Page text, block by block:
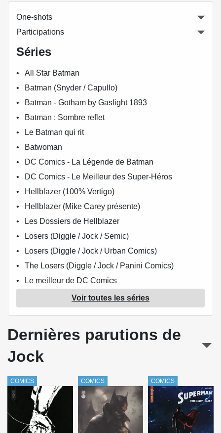
One-shots
Participations
Séries
All Star Batman
Batman (Snyder / Capullo)
Batman - Gotham by Gaslight 1893
Batman : Sombre reflet
Le Batman qui rit
Batwoman
DC Comics - La Légende de Batman
DC Comics - Le Meilleur des Super-Héros
Hellblazer (100% Vertigo)
Hellblazer (Mike Carey présente)
Les Dossiers de Hellblazer
Losers (Diggle / Jock / Semic)
Losers (Diggle / Jock / Urban Comics)
The Losers (Diggle / Jock / Panini Comics)
Le meilleur de DC Comics
Wolverine (Aaron)
Voir toutes les séries
Dernières parutions de
Jock
COMICS COMICS COMICS